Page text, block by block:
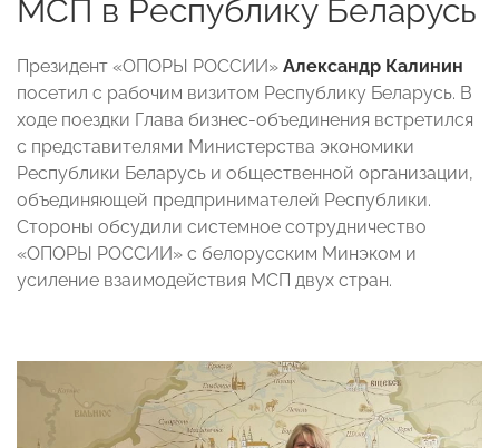
МСП в Республику Беларусь
Президент «ОПОРЫ РОССИИ» Александр Калинин
посетил с рабочим визитом Республику Беларусь. В
ходе поездки Глава бизнес-объединения встретился
с представителями Министерства экономики
Республики Беларусь и общественной организации,
объединяющей предпринимателей Республики.
Стороны обсудили системное сотрудничество
«ОПОРЫ РОССИИ» с белорусским Минэком и
усиление взаимодействия МСП двух стран.